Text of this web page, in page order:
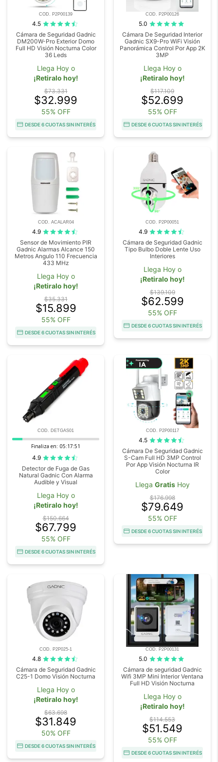
COD. P2P00139
4.5
Cámara de Seguridad Gadnic
DM200W-Pro Exterior Domo
Full HD Visión Nocturna Color
36 Leds
Llega Hoy o
¡Retiralo hoy!
$73.331
$32.999
55% OFF
DESDE 6 CUOTAS SIN INTERÉS
COD. P2P00126
5.0
Cámara De Seguridad Interior
Gadnic SX9-Pro WiFi Visión
Panorámica Control Por App 2K
3MP
Llega Hoy o
¡Retiralo hoy!
$117.109
$52.699
55% OFF
DESDE 6 CUOTAS SIN INTERÉS
COD. ACALAR04
4.9
Sensor de Movimiento PIR
Gadnic Alarmas Alcance 150
Metros Angulo 110 Frecuencia
433 MHz
Llega Hoy o
¡Retiralo hoy!
$35.331
$15.899
55% OFF
DESDE 6 CUOTAS SIN INTERÉS
COD. P2P00051
4.9
Cámara de Seguridad Gadnic
Tipo Bulbo Doble Lente Uso
Interiores
Llega Hoy o
¡Retiralo hoy!
$139.109
$62.599
55% OFF
DESDE 6 CUOTAS SIN INTERÉS
COD. DETGAS01
Finaliza en: 05:17:50
4.9
Detector de Fuga de Gas
Natural Gadnic Con Alarma
Audible y Visual
Llega Hoy o
¡Retiralo hoy!
$150.664
$67.799
55% OFF
DESDE 6 CUOTAS SIN INTERÉS
COD. P2P00117
4.5
Cámara De Seguridad Gadnic
S-Cam Full HD 3MP Control
Por App Visión Nocturna IR
Color
Llega GratisHoy
$176.998
$79.649
55% OFF
DESDE 6 CUOTAS SIN INTERÉS
COD. P2P025-1
4.8
Cámara de Seguridad Gadnic
C25-1 Domo Visión Nocturna
Llega Hoy o
¡Retiralo hoy!
$63.698
$31.849
50% OFF
DESDE 6 CUOTAS SIN INTERÉS
COD. P2P00131
5.0
Cámara de seguridad Gadnic
Wifi 3MP Mini Interior Ventana
Full HD Visión Nocturna
Llega Hoy o
¡Retiralo hoy!
$114.553
$51.549
55% OFF
DESDE 6 CUOTAS SIN INTERÉS